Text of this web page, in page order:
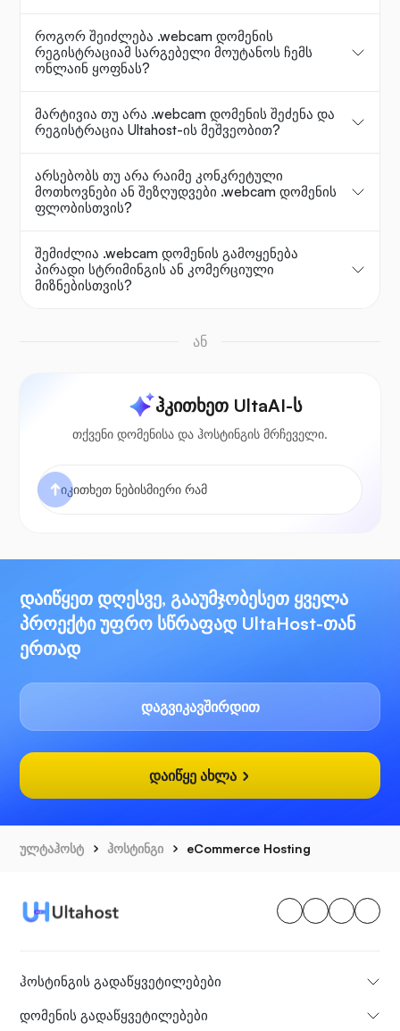
როგორ შეიძლება .webcam დომენის
რეგისტრაციამ სარგებელი მოუტანოს ჩემს
ონლაინ ყოფნას?
მარტივია თუ არა .webcam დომენის შეძენა და
რეგისტრაცია Ultahost-ის მეშვეობით?
არსებობს თუ არა რაიმე კონკრეტული
მოთხოვნები ან შეზღუდვები .webcam დომენის
ფლობისთვის?
შემიძლია .webcam დომენის გამოყენება
პირადი სტრიმინგის ან კომერციული
მიზნებისთვის?
ან
ჰკითხეთ UltaAI-ს
თქვენი დომენისა და ჰოსტინგის მრჩეველი.
დაიწყეთ დღესვე, გააუმჯობესეთ ყველა
პროექტი უფრო სწრაფად UltaHost-თან
ერთად
დაგვიკავშირდით
დაიწყე ახლა
ულტაჰოსტ ჰოსტინგი eCommerce Hosting
ჰოსტინგის გადაწყვეტილებები
დომენის გადაწყვეტილებები